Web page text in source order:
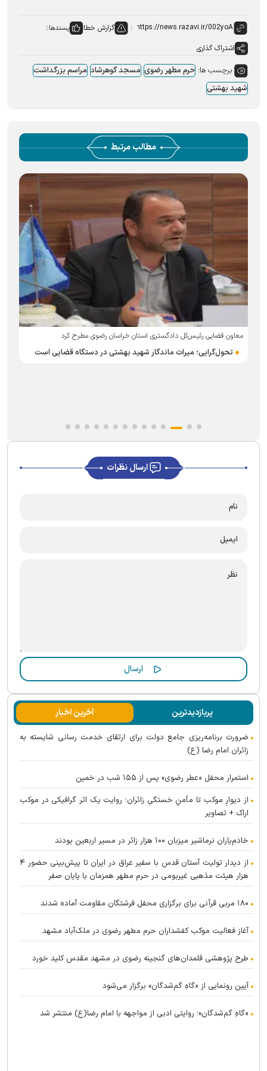
گزارش خطا
پسندها:
اشتراک گذاری
برچسب ها: حرم مطهر رضوی مسجد گوهرشاد مراسم بزرگداشت
شهید بهشتی
مطالب مرتبط
معاون قضایی رئیس‌کل دادگستری استان خراسان رضوی مطرح کرد
تحول‌گرایی؛ میراث ماندگار شهید بهشتی در دستگاه قضایی است
ارسال نظرات
پربازدیدترین آخرین اخبار
ضرورت برنامه‌ریزی جامع دولت برای ارتقای خدمت رسانی شایسته به
زائران امام رضا (ع)
استمرار محفل «عطر رضوی» پس از ۱۵۵ شب در خمین
از دیوارِ موکب تا مأمنِ خستگیِ زائران؛ روایت یک اثر گرافیکی در موکب
اراک + تصاویر
خادم‌یاران نرماشیر میزبان ۱۰۰ هزار زائر در مسیر اربعین بودند
از دیدار تولیت آستان قدس با سفیر عراق در ایران تا پیش‌بینی حضور ۴
هزار هیئت مذهبی غیربومی در حرم مطهر همزمان با پایان صفر
۱۸۰ مربی قرآنی برای برگزاری محفل فرشتگان مقاومت آماده شدند
آغاز فعالیت موکب کفشداران حرم مطهر رضوی در ملک‌آباد مشهد
طرح پژوهشی قلمدان‌های گنجینه رضوی در مشهد مقدس کلید خورد
آیین رونمایی از «گاهِ گم‌شدگان» برگزار می‌شود
«گاهِ گم‌شدگان»؛ روایتی ادبی از مواجهه با امام رضا(ع) منتشر شد